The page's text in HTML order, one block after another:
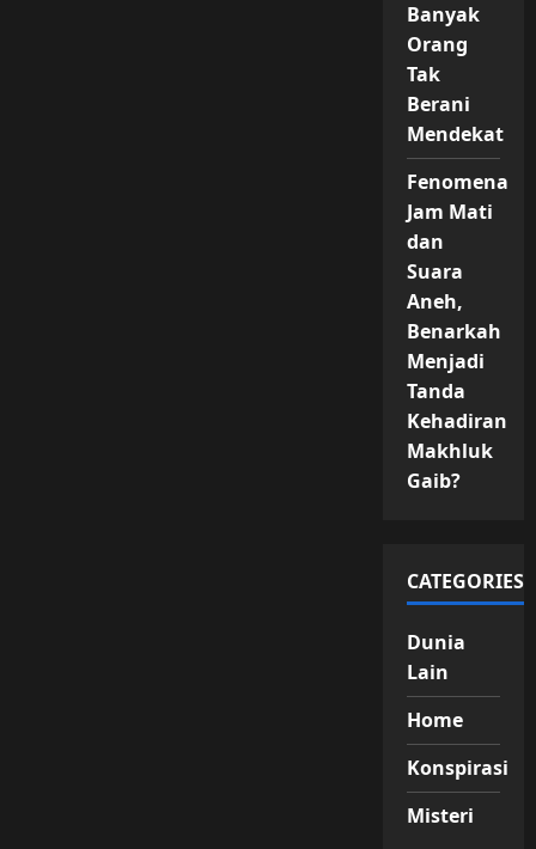
Banyak
Orang
Tak
Berani
Mendekat
Fenomena
Jam Mati
dan
Suara
Aneh,
Benarkah
Menjadi
Tanda
Kehadiran
Makhluk
Gaib?
CATEGORIES
Dunia
Lain
Home
Konspirasi
Misteri